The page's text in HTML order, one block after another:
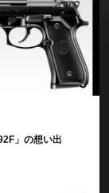
」の想い出